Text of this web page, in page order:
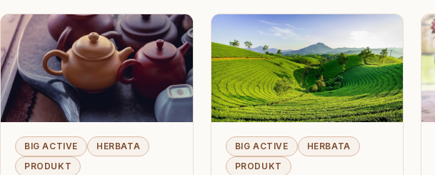
BIG ACTIVE
HERBATA
PRODUKT
BIG ACTIVE
HERBATA
PRODUKT